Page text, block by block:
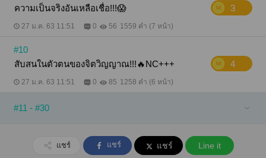
ความเป็นจริงอันเหลือเชื่อ!!!😱
3
27 ม.ค. 63 11:51 0 56 1559 คำ (7 หน้า)
#10
สับสนในตัวตนของจิตวิญญาณ!!!🔥NC+++
4
27 ม.ค. 63 11:51 0 85 1258 คำ (6 หน้า)
#11 - #30
แชร์ แชร์ แชร์ Line it